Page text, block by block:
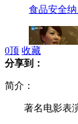
食品安全
0顶 收藏
分享到：
简介：
著名电影表演